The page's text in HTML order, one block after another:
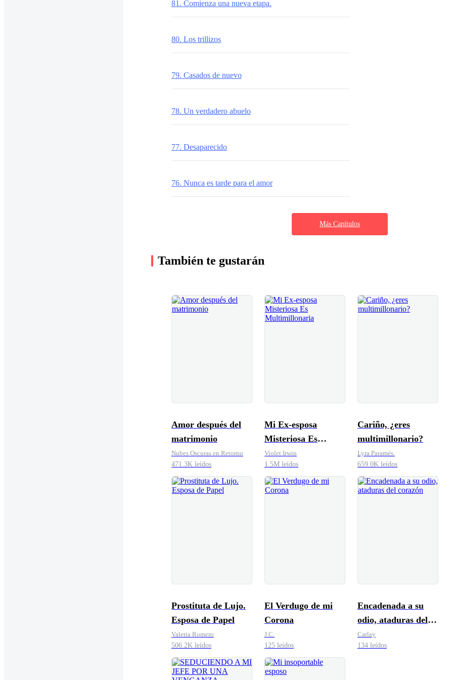
81. Comienza una nueva etapa.
80. Los trillizos
79. Casados de nuevo
78. Un verdadero abuelo
77. Desaparecido
76. Nunca es tarde para el amor
Más Capítulos
También te gustarán
Amor después del
matrimonio
Nubes Oscuras en Retorno
471.3K leídos
Mi Ex-esposa
Misteriosa Es
Multimillonaria
Violet Irwin
1.5M leídos
Cariño, ¿eres
multimillonario?
Lyra Paramés.
659.0K leídos
Prostituta de Lujo.
Esposa de Papel
Valeria Romero
506.2K leídos
El Verdugo de mi
Corona
J.C.
125 leídos
Encadenada a su
odio, ataduras del
corazón
Carlay
134 leídos